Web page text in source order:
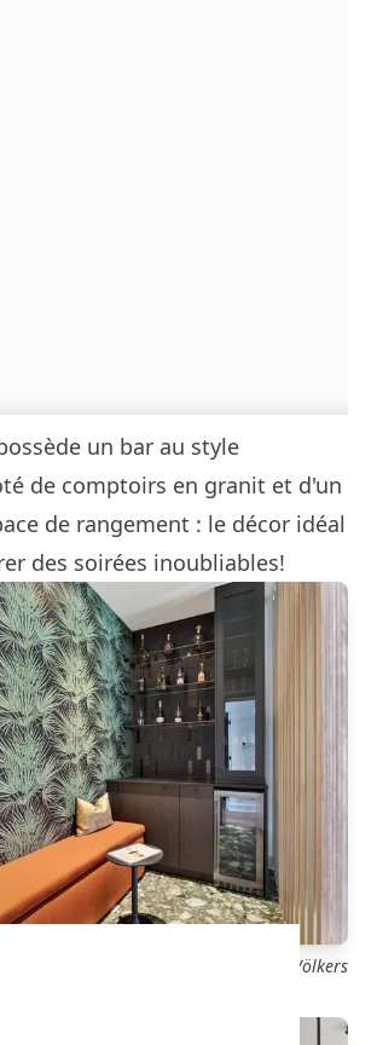
un bar au style
de comptoirs en granit et d'un
de rangement : le décor idéal
des soirées inoubliables!
Layla Lalonde-St-Laurent, Engel & Völkers
les pièces à l’étage!